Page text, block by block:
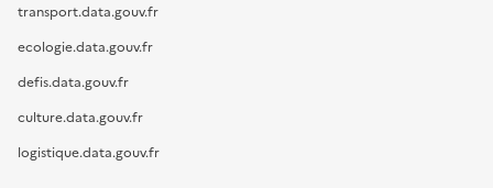
transport.data.gouv.fr
ecologie.data.gouv.fr
defis.data.gouv.fr
culture.data.gouv.fr
logistique.data.gouv.fr